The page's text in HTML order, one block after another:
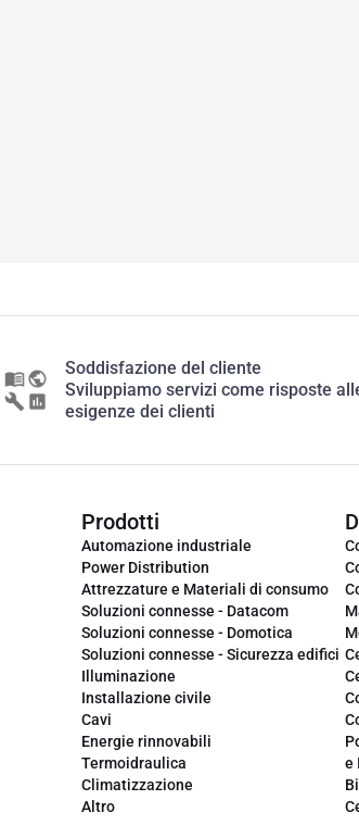
Soddisfazione del cliente
Sviluppiamo servizi come risposte
esigenze dei clienti
Prodotti
Automazione industriale
Power Distribution
Attrezzature e Materiali di consumo
Soluzioni connesse - Datacom
Soluzioni connesse - Domotica
Soluzioni connesse - Sicurezza edifici
Illuminazione
Installazione civile
Cavi
Energie rinnovabili
Termoidraulica
Climatizzazione
Altro
e